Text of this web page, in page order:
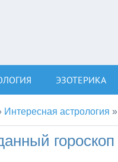
ЭЗОТЕРИКА
Интересная астрология »
гороскоп